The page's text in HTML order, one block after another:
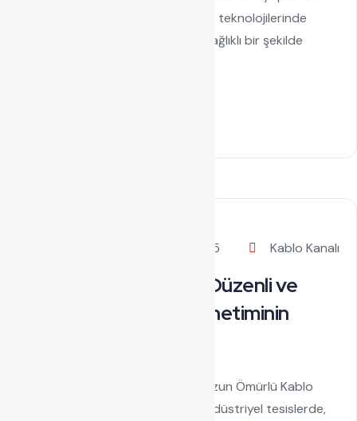
Güvenin Adı: Kabelon Modern yapı teknolojilerinde
enerji, veri ve iletişim altyapısının sağlıklı bir şekilde
Ekim 8, 2025 Kablo Kanalı
Kablo Tavası: Güvenli, Düzenli ve
Uzun Ömürlü Kablo Yönetiminin
Kablo Tavası: Güvenli, Düzenli ve Uzun Ömürlü Kablo
Yönetiminin Temel Taşı Modern endüstriyel tesislerde,